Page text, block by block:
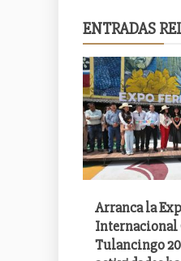
entradas
ENTRADAS
Arranca la
Internacional
Tulancingo